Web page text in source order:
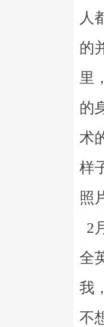
人
的
里
的
术
样
照
2
全
我
不